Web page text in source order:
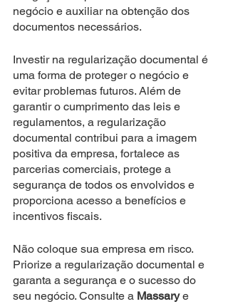
negócio e auxiliar na obtenção dos
documentos necessários.
Investir na regularização documental é
uma forma de proteger o negócio e
evitar problemas futuros. Além de
garantir o cumprimento das leis e
regulamentos, a regularização
documental contribui para a imagem
positiva da empresa, fortalece as
parcerias comerciais, protege a
segurança de todos os envolvidos e
proporciona acesso a benefícios e
incentivos fiscais.
Não coloque sua empresa em risco.
Priorize a regularização documental e
garanta a segurança e o sucesso do
seu negócio. Consulte a Massary e